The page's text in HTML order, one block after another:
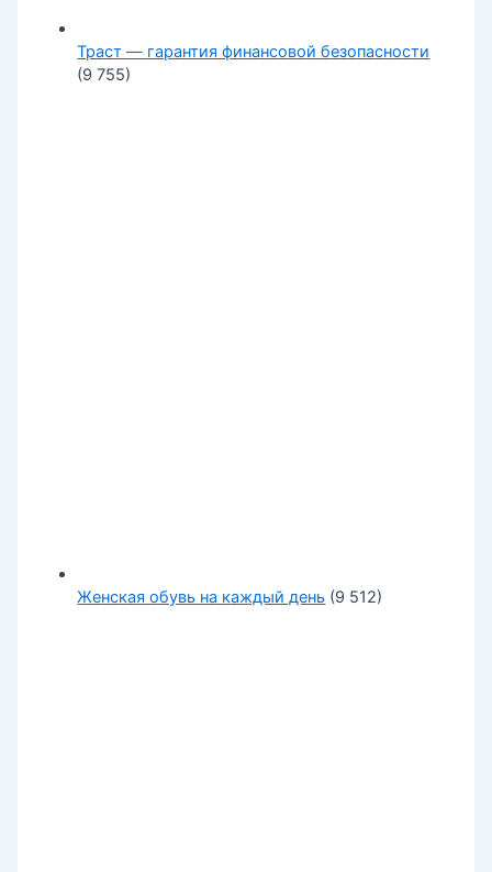
Траст — гарантия финансовой безопасности
(9 755)
Женская обувь на каждый день (9 512)